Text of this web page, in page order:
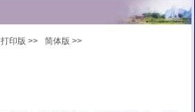
打印版 >> 简体版 >>